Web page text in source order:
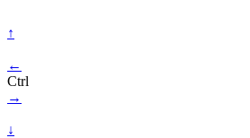
↑
←
Ctrl
→
↓